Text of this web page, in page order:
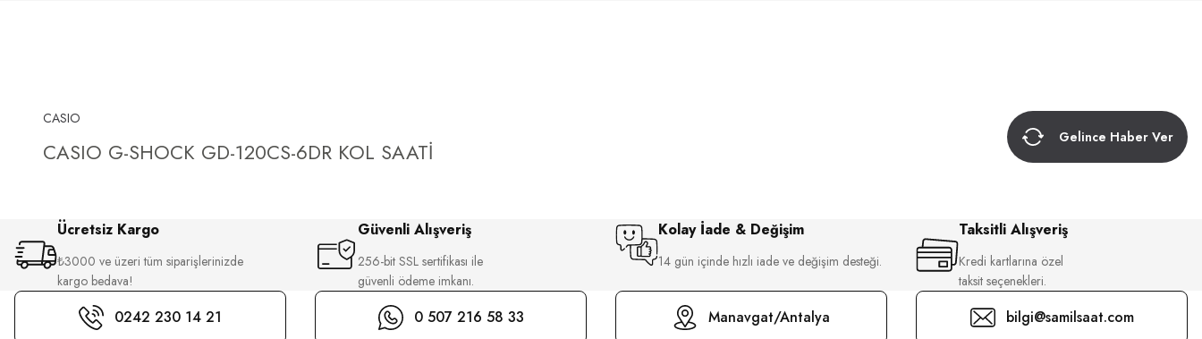
CASIO
CASIO G-SHOCK GD-120CS-6DR KOL SAATİ
Gelince Haber Ver
Ücretsiz Kargo
₺3000 ve üzeri tüm siparişlerinizde
kargo bedava!
Güvenli Alışveriş
256-bit SSL sertifikası ile
güvenli ödeme imkanı.
Kolay İade & Değişim
14 gün içinde hızlı iade ve değişim desteği.
Taksitli Alışveriş
Kredi kartlarına özel
taksit seçenekleri.
0242 230 14 21 0 507 216 58 33 Manavgat/Antalya bilgi@samilsaat.com